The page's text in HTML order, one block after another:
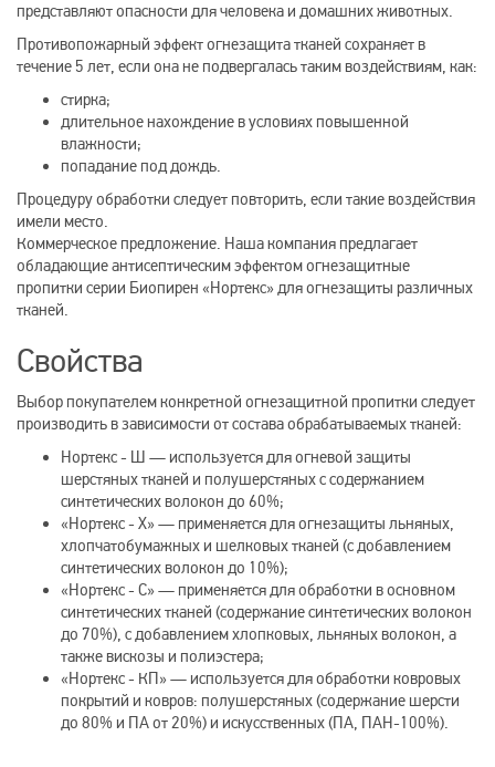
представляют опасности для человека и домашних животных.
Противопожарный эффект огнезащита тканей сохраняет в
течение 5 лет, если она не подвергалась таким воздействиям, как:
стирка;
длительное нахождение в условиях повышенной
влажности;
попадание под дождь.
Процедуру обработки следует повторить, если такие воздействия
имели место.
Коммерческое предложение. Наша компания предлагает
обладающие антисептическим эффектом огнезащитные
пропитки серии Биопирен «Нортекс» для огнезащиты различных
тканей.
Свойства
Выбор покупателем конкретной огнезащитной пропитки следует
производить в зависимости от состава обрабатываемых тканей:
Нортекс - Ш — используется для огневой защиты
шерстяных тканей и полушерстяных с содержанием
синтетических волокон до 60%;
«Нортекс - Х» — применяется для огнезащиты льняных,
хлопчатобумажных и шелковых тканей (с добавлением
синтетических волокон до 10%);
«Нортекс - C» — применяется для обработки в основном
синтетических тканей (содержание синтетических волокон
до 70%), с добавлением хлопковых, льняных волокон, а
также вискозы и полиэстера;
«Нортекс - КП» — используется для обработки ковровых
покрытий и ковров: полушерстяных (содержание шерсти
до 80% и ПА от 20%) и искусственных (ПА, ПАН-100%).